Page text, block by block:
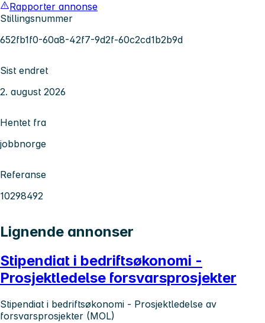
Rapporter annonse
Stillingsnummer
652fb1f0-60a8-42f7-9d2f-60c2cd1b2b9d
Sist endret
2. august 2026
Hentet fra
jobbnorge
Referanse
10298492
Lignende annonser
Stipendiat i bedriftsøkonomi -
Prosjektledelse forsvarsprosjekter
Stipendiat i bedriftsøkonomi - Prosjektledelse av
forsvarsprosjekter (MOL)